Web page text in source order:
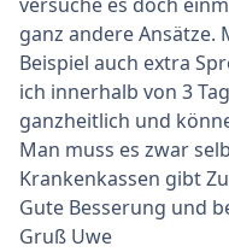
ganz andere Ansätze.
Beispiel auch extra
ich innerhalb von 3
ganzheitlich und
Man muss es zwar
Krankenkassen gibt
Gute Besserung und
Gruß Uwe